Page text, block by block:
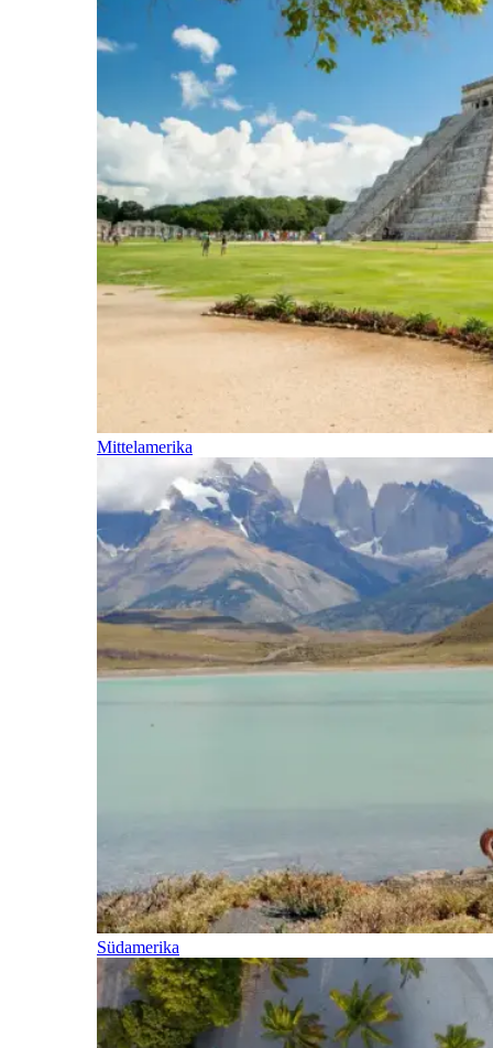
Mittelamerika
Südamerika